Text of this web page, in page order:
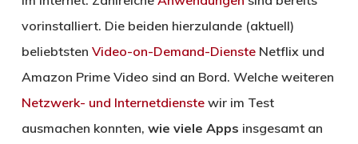
vorinstalliert. Die beiden hierzulande (aktuell)
beliebtsten Video-on-Demand-DiensteNetflix und
Amazon Prime Video sind an Bord. Welche weiteren
Netzwerk- und Internetdienstewir im Test
ausmachen konnten, wie viele Apps insgesamt an